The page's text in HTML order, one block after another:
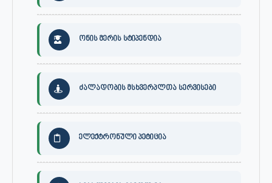
ონის მერის სტიპენდია
ძალადობის მსხვერპლთა სერვისები
ელექტრონული პეტიცია